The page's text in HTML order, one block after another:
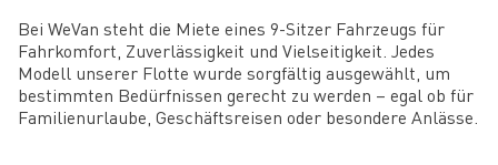
Bei WeVan steht die Miete eines 9-Sitzer Fahrzeugs für
Fahrkomfort, Zuverlässigkeit und Vielseitigkeit. Jedes
Modell unserer Flotte wurde sorgfältig ausgewählt, um
bestimmten Bedürfnissen gerecht zu werden – egal ob für
Familienurlaube, Geschäftsreisen oder besondere Anlässe.